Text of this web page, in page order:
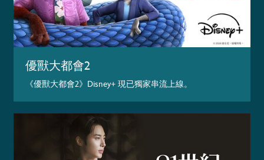
優獸大都會2
《優獸大都會2》Disney+ 現已獨家串流上線。